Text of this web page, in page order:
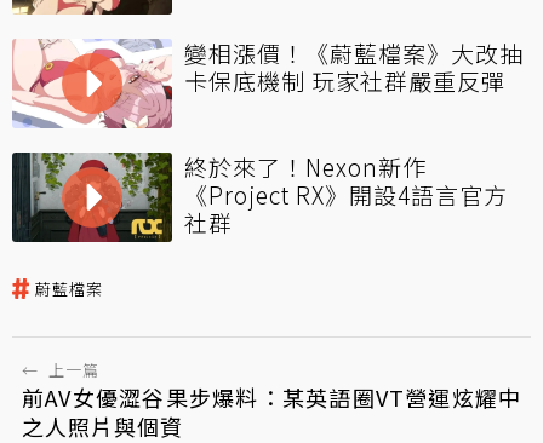
變相漲價！《蔚藍檔案》大改抽
卡保底機制 玩家社群嚴重反彈
終於來了！Nexon新作
《Project RX》開設4語言官方
社群
蔚藍檔案
← 上一篇
前AV女優澀谷果步爆料：某英語圈VT營運炫耀中
之人照片與個資